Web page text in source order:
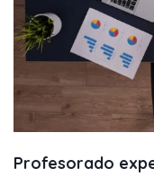
Profesorado